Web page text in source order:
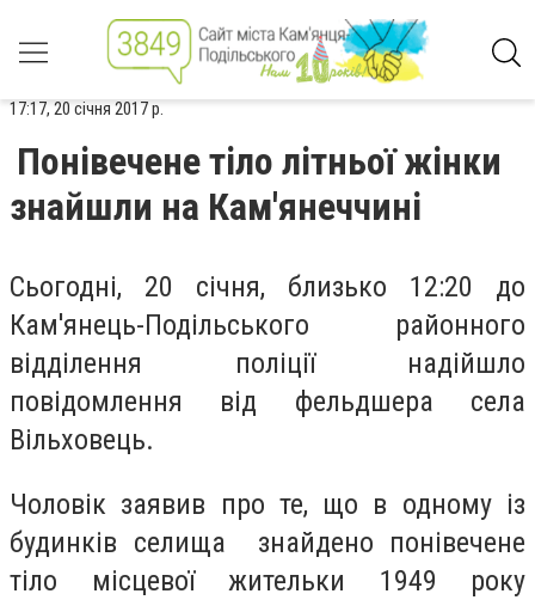
17:17, 20 січня 2017 р.
Понівечене тіло літньої жінки
знайшли на Кам'янеччині
Сьогодні, 20 січня, близько 12:20 до
Кам'янець-Подільського районного
відділення поліції надійшло
повідомлення від фельдшера села
Вільховець.
Чоловік заявив про те, що в одному із
будинків селища знайдено понівечене
тіло місцевої жительки 1949 року